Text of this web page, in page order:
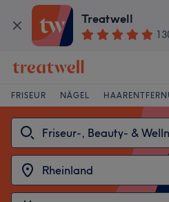
Treatwell
FRISEUR NÄGEL